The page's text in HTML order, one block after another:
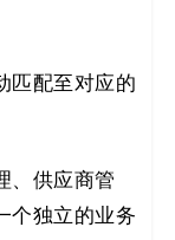
匹配至对应的
、供应商管
个独立的业务